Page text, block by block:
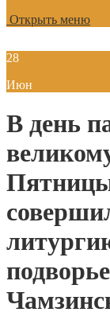
Открыть меню
28
Июн
В день